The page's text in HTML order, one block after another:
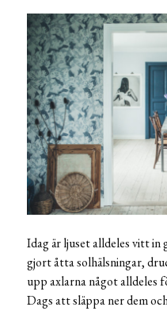
Idag är ljuset alldeles vitt in
gjort åtta solhälsningar,
upp axlarna något alldeles
Dags att släppa ner dem